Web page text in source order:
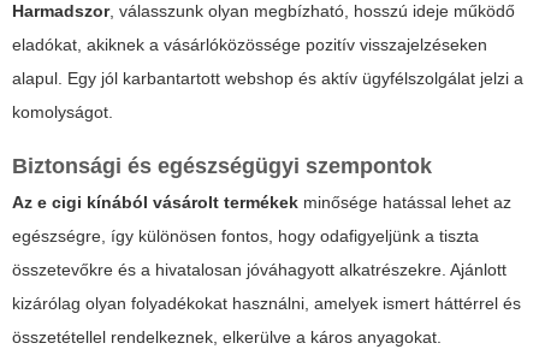
Harmadszor, válasszunk olyan megbízható, hosszú ideje működő
eladókat, akiknek a vásárlóközössége pozitív visszajelzéseken
alapul. Egy jól karbantartott webshop és aktív ügyfélszolgálat jelzi a
komolyságot.
Biztonsági és egészségügyi szempontok
Az e cigi kínából vásárolt termékek minősége hatással lehet az
egészségre, így különösen fontos, hogy odafigyeljünk a tiszta
összetevőkre és a hivatalosan jóváhagyott alkatrészekre. Ajánlott
kizárólag olyan folyadékokat használni, amelyek ismert háttérrel és
összetétellel rendelkeznek, elkerülve a káros anyagokat.